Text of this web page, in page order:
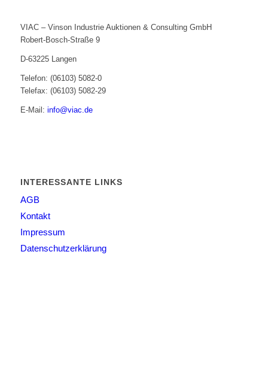
VIAC – Vinson Industrie Auktionen & Consulting GmbH
Robert-Bosch-Straße 9
D-63225 Langen
Telefon: (06103) 5082-0
Telefax: (06103) 5082-29
E-Mail: info@viac.de
INTERESSANTE LINKS
AGB
Kontakt
Impressum
Datenschutzerklärung